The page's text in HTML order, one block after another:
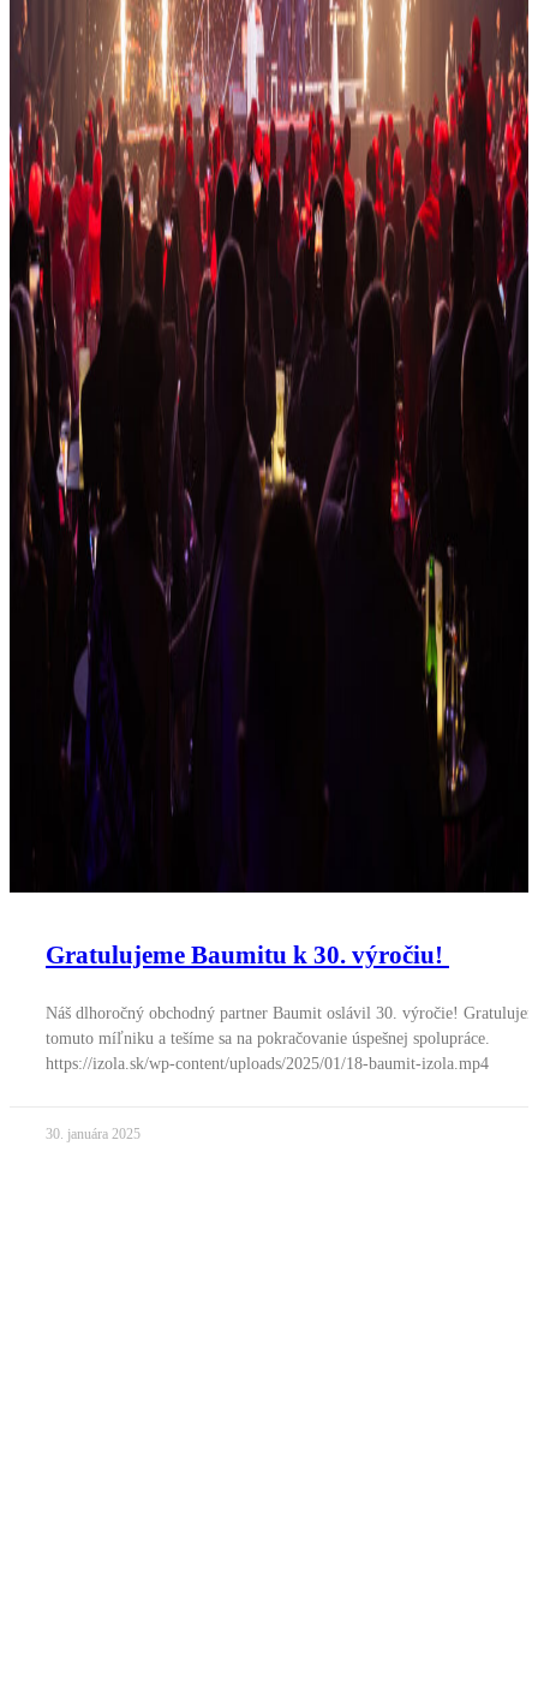
Gratulujeme Baumitu k 30. výročiu!
Náš dlhoročný obchodný partner Baumit oslávil 30. výročie!
tomuto míľniku a tešíme sa na pokračovanie úspešnej spolupráce.
https://izola.sk/wp-content/uploads/2025/01/18-baumit-izola.mp4
30. januára 2025